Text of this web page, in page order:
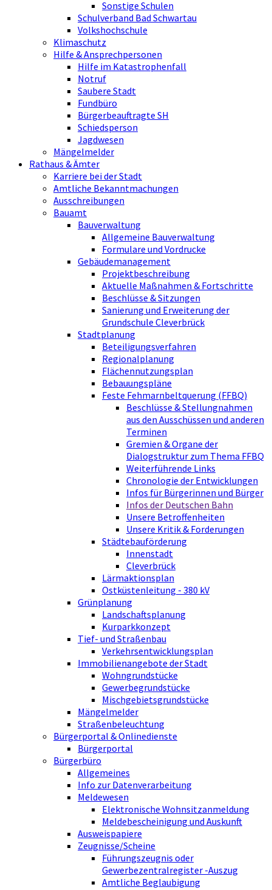
Sonstige Schulen
Schulverband Bad Schwartau
Volkshochschule
Klimaschutz
Hilfe & Ansprechpersonen
Hilfe im Katastrophenfall
Notruf
Saubere Stadt
Fundbüro
Bürgerbeauftragte SH
Schiedsperson
Jagdwesen
Mängelmelder
Rathaus & Ämter
Karriere bei der Stadt
Amtliche Bekanntmachungen
Ausschreibungen
Bauamt
Bauverwaltung
Allgemeine Bauverwaltung
Formulare und Vordrucke
Gebäudemanagement
Projektbeschreibung
Aktuelle Maßnahmen & Fortschritte
Beschlüsse & Sitzungen
Sanierung und Erweiterung der
Grundschule Cleverbrück
Stadtplanung
Beteiligungsverfahren
Regionalplanung
Flächennutzungsplan
Bebauungspläne
Feste Fehmarnbeltquerung (FFBQ)
Beschlüsse & Stellungnahmen
aus den Ausschüssen und anderen
Terminen
Gremien & Organe der
Dialogstruktur zum Thema FFBQ
Weiterführende Links
Chronologie der Entwicklungen
Infos für Bürgerinnen und Bürger
Infos der Deutschen Bahn
Unsere Betroffenheiten
Unsere Kritik & Forderungen
Städtebauförderung
Innenstadt
Cleverbrück
Lärmaktionsplan
Ostküstenleitung - 380 kV
Grünplanung
Landschaftsplanung
Kurparkkonzept
Tief- und Straßenbau
Verkehrsentwicklungsplan
Immobilienangebote der Stadt
Wohngrundstücke
Gewerbegrundstücke
Mischgebietsgrundstücke
Mängelmelder
Straßenbeleuchtung
Bürgerportal & Onlinedienste
Bürgerportal
Bürgerbüro
Allgemeines
Info zur Datenverarbeitung
Meldewesen
Elektronische Wohnsitzanmeldung
Meldebescheinigung und Auskunft
Ausweispapiere
Zeugnisse/Scheine
Führungszeugnis oder
Gewerbezentralregister -Auszug
Amtliche Beglaubigung